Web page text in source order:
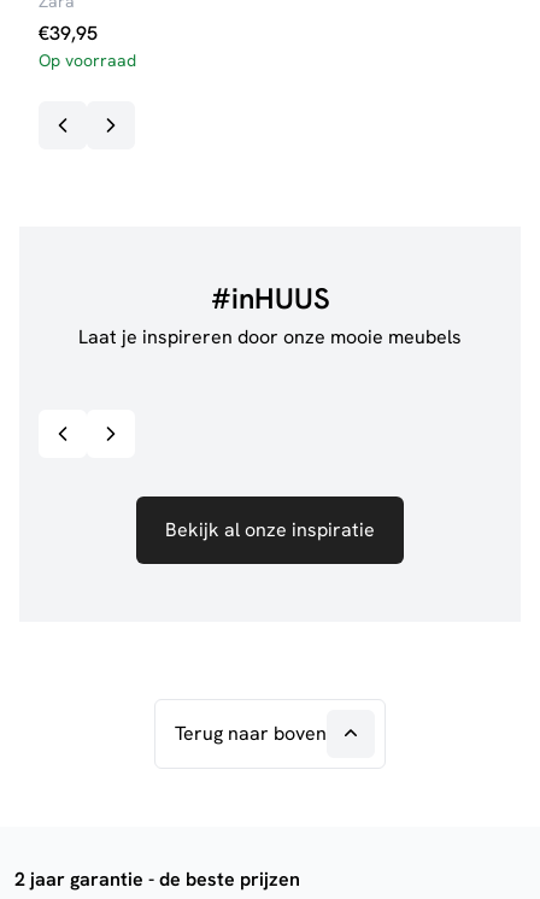
€39,95
Op voorraad
#inHUUS
Laat je inspireren door onze mooie meubels
Bekijk al onze inspiratie
Terug naar boven
2 jaar garantie - de beste prijzen